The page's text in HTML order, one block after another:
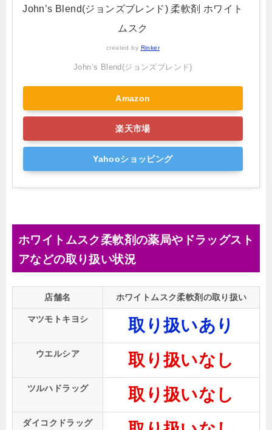
John’s Blend(ジョンズブレンド) 柔軟剤 ホワイト
ムスク
created by Rinker
John’s Blend(ジョンズブレンド)
Amazon
楽天市場
Yahooショッピング
ホワイトムスク柔軟剤の薬局やドラッグスト
アなどの取り扱い状況
店舗名 ホワイトムスク柔軟剤の取り扱い
マツモトキヨシ 取り扱いあり
ウエルシア 取り扱いなし
ツルハドラッグ 取り扱いなし
ダイコクドラッグ